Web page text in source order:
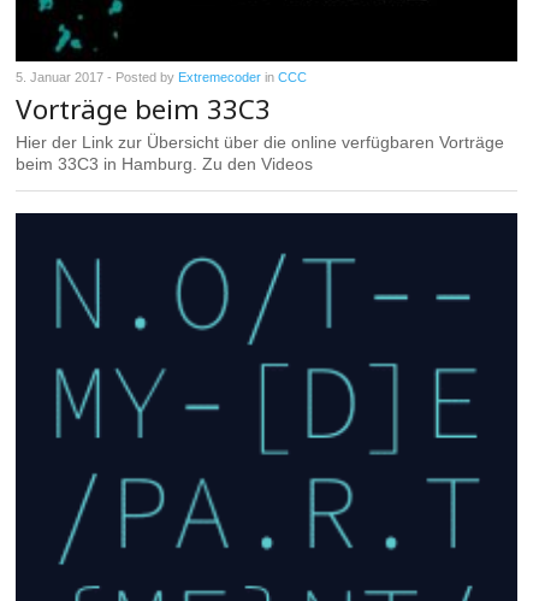
5. Januar 2017 - Posted by Extremecoder inCCC
Vorträge beim 33C3
Hier der Link zur Übersicht über die online verfügbaren Vorträge
beim 33C3 in Hamburg. Zu den Videos